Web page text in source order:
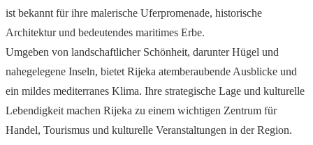
ist bekannt für ihre malerische Uferpromenade, historische
Architektur und bedeutendes maritimes Erbe.
Umgeben von landschaftlicher Schönheit, darunter Hügel und
nahegelegene Inseln, bietet Rijeka atemberaubende Ausblicke und
ein mildes mediterranes Klima. Ihre strategische Lage und kulturelle
Lebendigkeit machen Rijeka zu einem wichtigen Zentrum für
Handel, Tourismus und kulturelle Veranstaltungen in der Region.